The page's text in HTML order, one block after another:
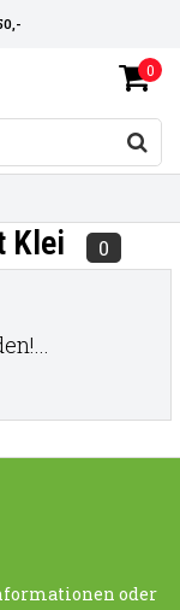
0
Klei 0
oder